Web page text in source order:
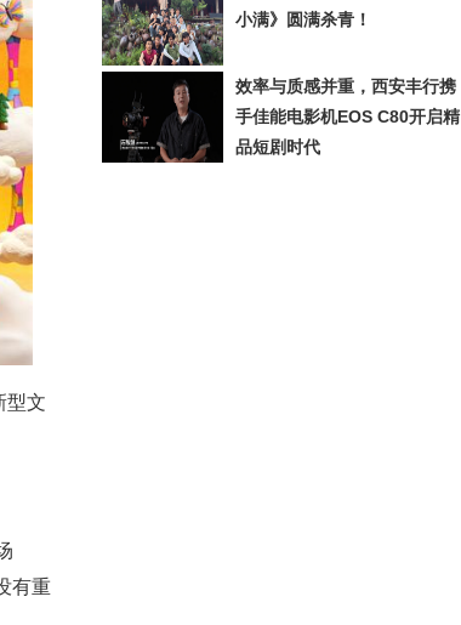
型文
有重
小满》圆满杀青！
效率与质感并重，西安丰行携
手佳能电影机EOS C80开启精
品短剧时代